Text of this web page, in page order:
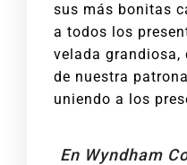
sus más bonitas
a todos los
velada grandiosa,
de nuestra
uniendo a los
En Wyndham